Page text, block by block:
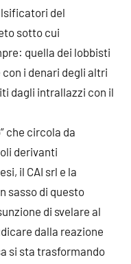
del
sotto cui
quella dei lobbisti
i denari degli altri
dagli intrallazzi con il
che circola da
derivanti
il CAI srl e la
sasso di questo
di svelare al
dalla reazione
si sta trasformando